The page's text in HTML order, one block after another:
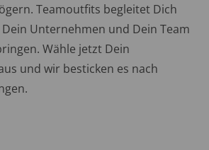
Teamoutfits begleitet Dich
Unternehmen und Dein Team
Wähle jetzt Dein
und wir besticken es nach